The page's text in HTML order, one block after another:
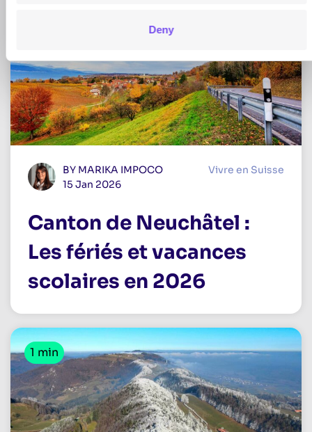
Deny
BY MARIKA IMPOCO
15 Jan 2026
Vivre en Suisse
Canton de Neuchâtel :
Les fériés et vacances
scolaires en 2026
1 min